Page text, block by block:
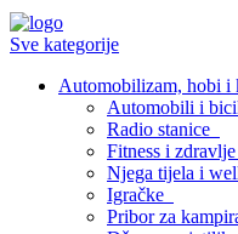
Sve kategorije
Automobilizam, hobi i
Automobili i
Radio stanice
Fitness i zdravlje
Njega tijela i
Igračke
Pribor za